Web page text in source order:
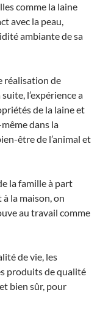
comme la laine
avec la peau,
ambiante de sa
réalisation de
l’expérience a
de la laine et
dans la
être de l’animal et
la famille à part
à la maison, on
au travail comme
de vie, les
produits de qualité
bien sûr, pour